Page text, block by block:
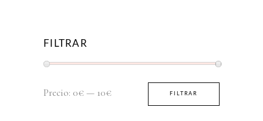
FILTRAR
Precio
Precio
FILTRAR
Precio: 0€— 10€